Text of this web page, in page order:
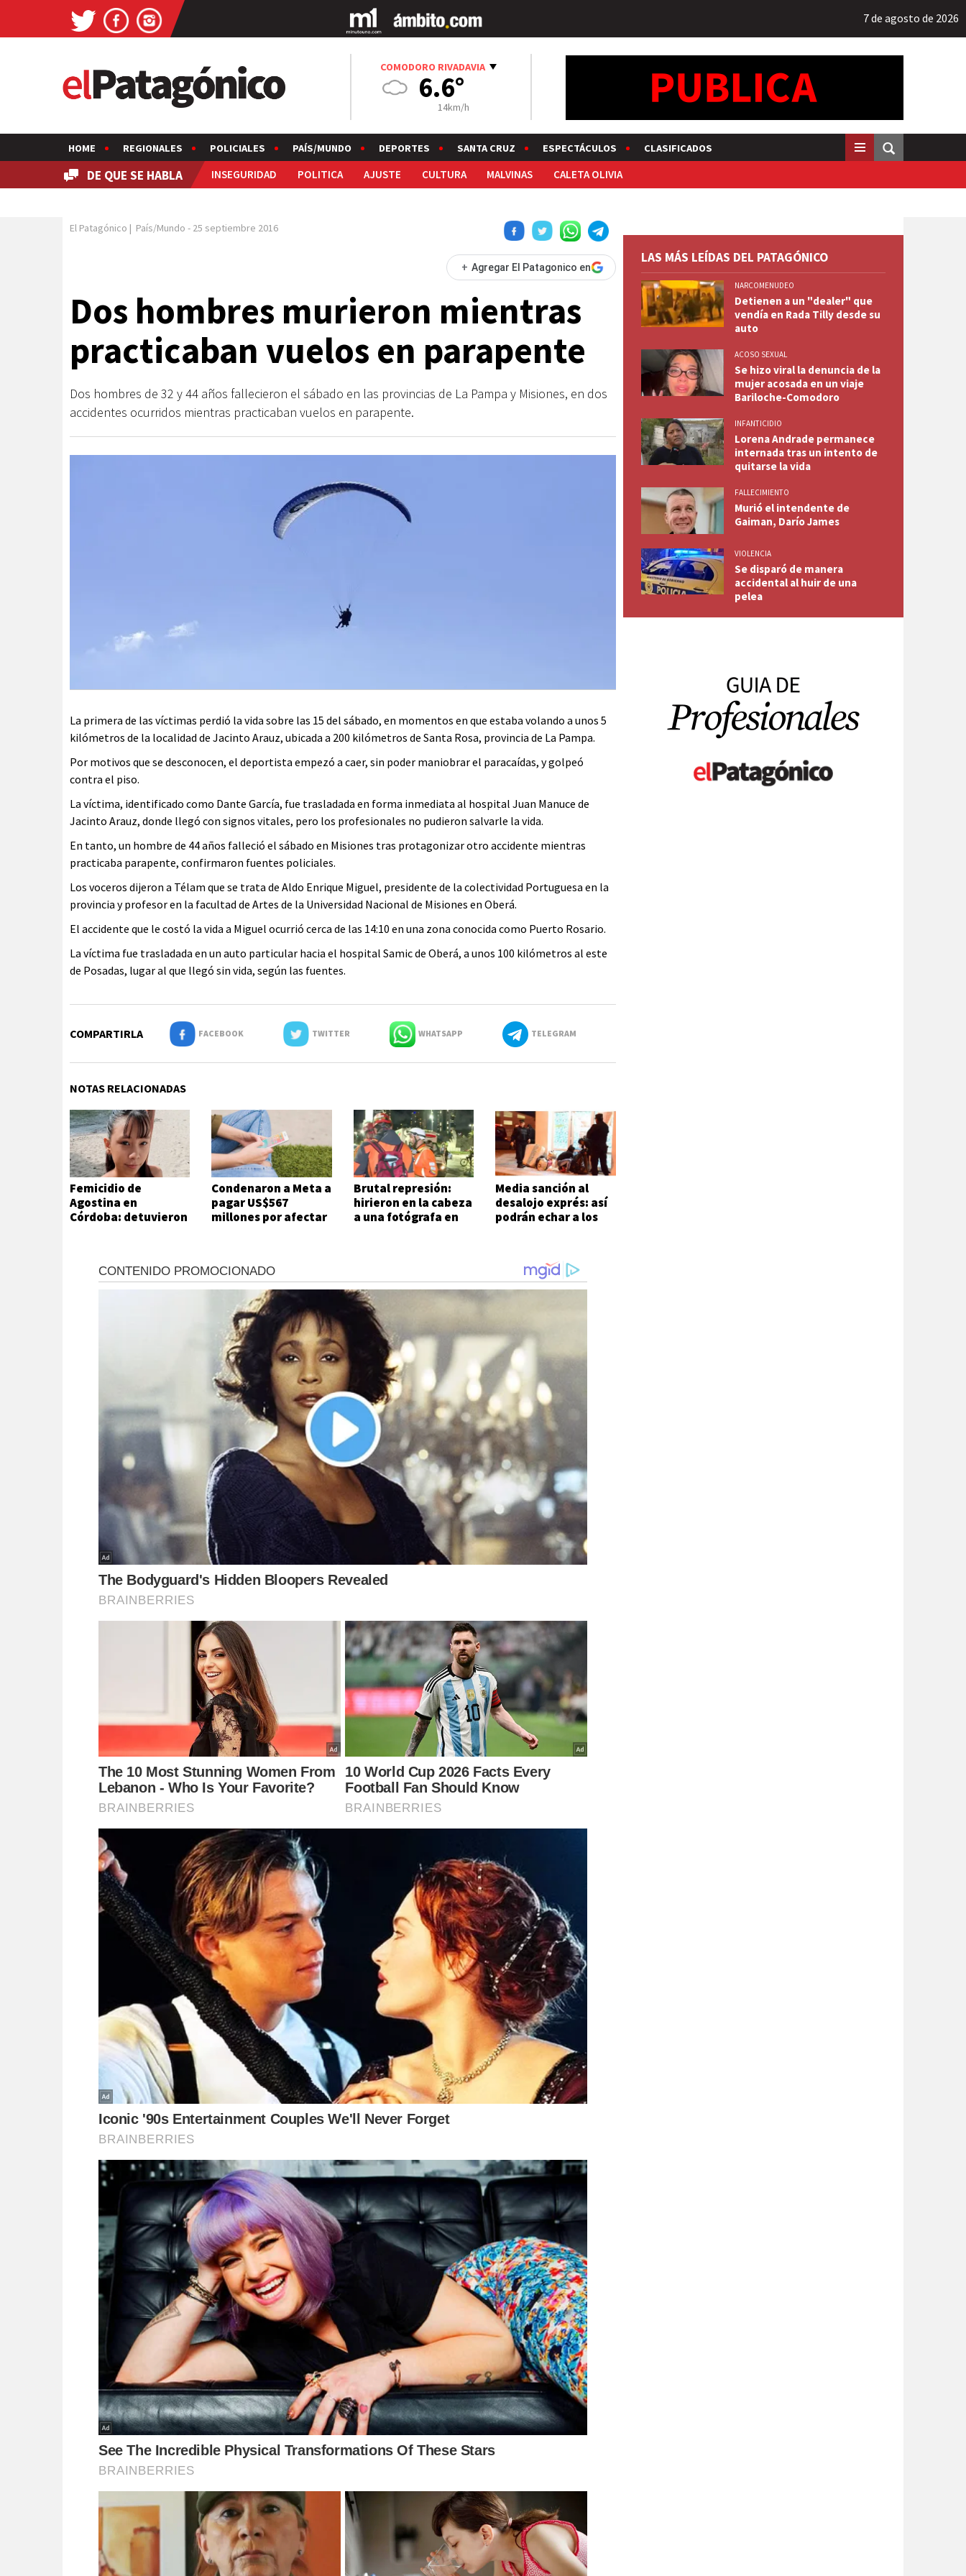
7 de agosto de 2026
COMODORO RIVADAVIA
6.6°
14km/h
HOME REGIONALES POLICIALES PAÍS/MUNDO DEPORTES SANTA CRUZ ESPECTÁCULOS CLASIFICADOS
DE QUE SE HABLA INSEGURIDAD POLITICA AJUSTE CULTURA MALVINAS CALETA OLIVIA
El Patagónico | País/Mundo - 25 septiembre 2016
+ Agregar El Patagonico en
Dos hombres murieron mientras
practicaban vuelos en parapente
Dos hombres de 32 y 44 años fallecieron el sábado en las provincias de La Pampa y Misiones, en dos
accidentes ocurridos mientras practicaban vuelos en parapente.
La primera de las víctimas perdió la vida sobre las 15 del sábado, en momentos en que estaba volando a unos 5
kilómetros de la localidad de Jacinto Arauz, ubicada a 200 kilómetros de Santa Rosa, provincia de La Pampa.
Por motivos que se desconocen, el deportista empezó a caer, sin poder maniobrar el paracaídas, y golpeó
contra el piso.
La víctima, identificado como Dante García, fue trasladada en forma inmediata al hospital Juan Manuce de
Jacinto Arauz, donde llegó con signos vitales, pero los profesionales no pudieron salvarle la vida.
En tanto, un hombre de 44 años falleció el sábado en Misiones tras protagonizar otro accidente mientras
practicaba parapente, confirmaron fuentes policiales.
Los voceros dijeron a Télam que se trata de Aldo Enrique Miguel, presidente de la colectividad Portuguesa en la
provincia y profesor en la facultad de Artes de la Universidad Nacional de Misiones en Oberá.
El accidente que le costó la vida a Miguel ocurrió cerca de las 14:10 en una zona conocida como Puerto Rosario.
La víctima fue trasladada en un auto particular hacia el hospital Samic de Oberá, a unos 100 kilómetros al este
de Posadas, lugar al que llegó sin vida, según las fuentes.
COMPARTIRLA FACEBOOK TWITTER WHATSAPP TELEGRAM
NOTAS RELACIONADAS
Femicidio de
Agostina en
Córdoba: detuvieron
Condenaron a Meta a
pagar US$567
millones por afectar
Brutal represión:
hirieron en la cabeza
a una fotógrafa en
Media sanción al
desalojo exprés: así
podrán echar a los
LAS MÁS LEÍDAS DEL PATAGÓNICO
NARCOMENUDEO
Detienen a un "dealer" que
vendía en Rada Tilly desde su
auto
ACOSO SEXUAL
Se hizo viral la denuncia de la
mujer acosada en un viaje
Bariloche-Comodoro
INFANTICIDIO
Lorena Andrade permanece
internada tras un intento de
quitarse la vida
FALLECIMIENTO
Murió el intendente de
Gaiman, Darío James
VIOLENCIA
Se disparó de manera
accidental al huir de una
pelea